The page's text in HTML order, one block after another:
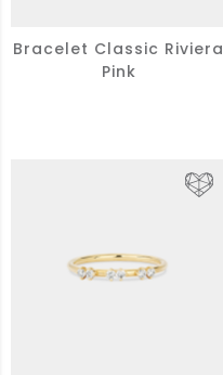
Bracelet Classic Riviera
Pink